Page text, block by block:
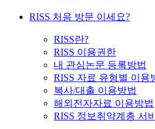
RISS 처음 방문 이세요?
RISS란?
RISS 이용권한
내 관심논문 등록방법
RISS 자료 유형별 이용
복사/대출 이용방법
해외전자자료 이용방법
RISS 정보취약계층 서